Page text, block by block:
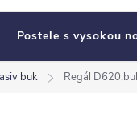
Postele s vysokou
buk Regál